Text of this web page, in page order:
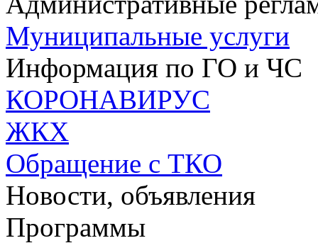
Муниципальные услуги
Информация по ГО и ЧС
КОРОНАВИРУС
ЖКХ
Обращение с ТКО
Новости, объявления
Программы